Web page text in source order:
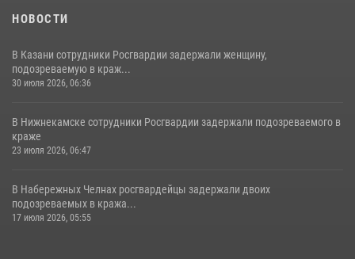
НОВОСТИ
В Казани сотрудники Росгвардии задержали женщину,
подозреваемую в краж...
30 июля 2026, 06:36
В Нижнекамске сотрудники Росгвардии задержали подозреваемого в
краже
23 июля 2026, 06:47
В Набережных Челнах росгвардейцы задержали двоих
подозреваемых в кража...
17 июля 2026, 05:55